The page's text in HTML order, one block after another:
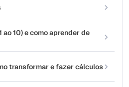
ao 10) e como aprender de
transformar e fazer cálculos